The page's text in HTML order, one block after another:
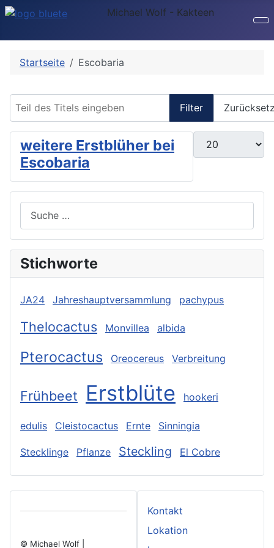
Michael Wolf - Kakteen
Startseite Escobaria
Filter
Anzeige #
weitere Erstblüher bei
Escobaria
Stichworte
JA24 Jahreshauptversammlung pachypus
Thelocactus Monvillea albida
Pterocactus Oreocereus Verbreitung
Frühbeet Erstblüte hookeri
edulis Cleistocactus Ernte Sinningia
Stecklinge Pflanze Steckling El Cobre
© Michael Wolf |
Kontakt
Lokation